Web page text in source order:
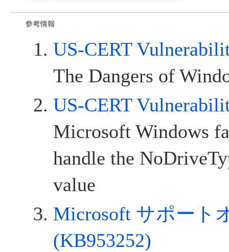
US-CERT
The Dangers of
US-CERT
Microsoft Windows
handle the
value
Microsoft サポート
(KB953252)